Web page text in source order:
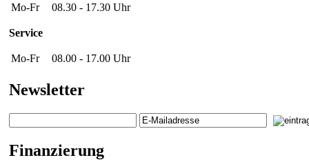
Mo-Fr 08.30 - 17.30 Uhr
Service
Mo-Fr 08.00 - 17.00 Uhr
Newsletter
Finanzierung